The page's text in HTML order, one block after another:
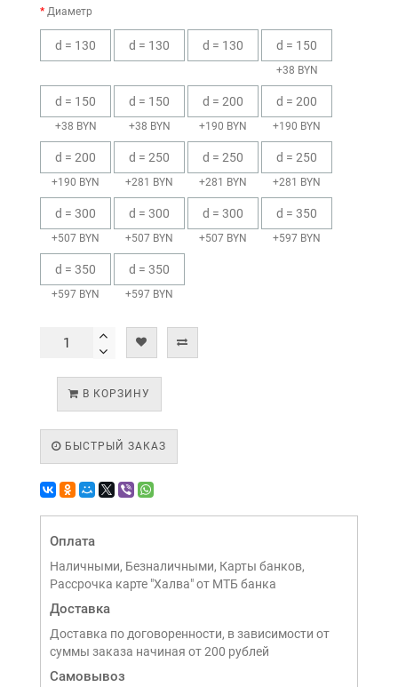
Диаметр
d = 130 d = 130 d = 130 d = 150
+38 BYN
d = 150
+38 BYN
d = 150
+38 BYN
d = 200
+190 BYN
d = 200
+190 BYN
d = 200
+190 BYN
d = 250
+281 BYN
d = 250
+281 BYN
d = 250
+281 BYN
d = 300
+507 BYN
d = 300
+507 BYN
d = 300
+507 BYN
d = 350
+597 BYN
d = 350
+597 BYN
d = 350
+597 BYN
В КОРЗИНУ
БЫСТРЫЙ ЗАКАЗ
Оплата
Наличными, Безналичными, Карты банков,
Рассрочка карте "Халва" от МТБ банка
Доставка
Доставка по договоренности, в зависимости от
суммы заказа начиная от 200 рублей
Самовывоз